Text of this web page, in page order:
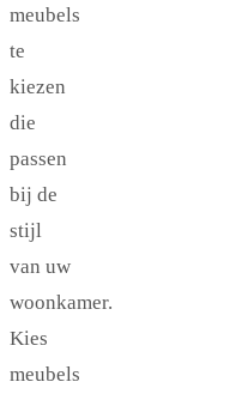
meubels
te
kiezen
die
passen
bij de
stijl
van uw
woonkamer.
Kies
meubels